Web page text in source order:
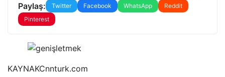
Paylaş: Twitter Facebook WhatsApp
Reddit
Pinterest
KAYNAKCnnturk.com